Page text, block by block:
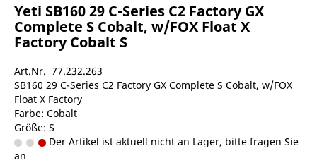
Yeti SB160 29 C-Series C2 Factory GX
Complete S Cobalt, w/FOX Float X
Factory Cobalt S
Art.Nr. 77.232.263
SB160 29 C-Series C2 Factory GX Complete S Cobalt, w/FOX
Float X Factory
Farbe: Cobalt
Größe: S
Der Artikel ist aktuell nicht an Lager, bitte fragen Sie
an